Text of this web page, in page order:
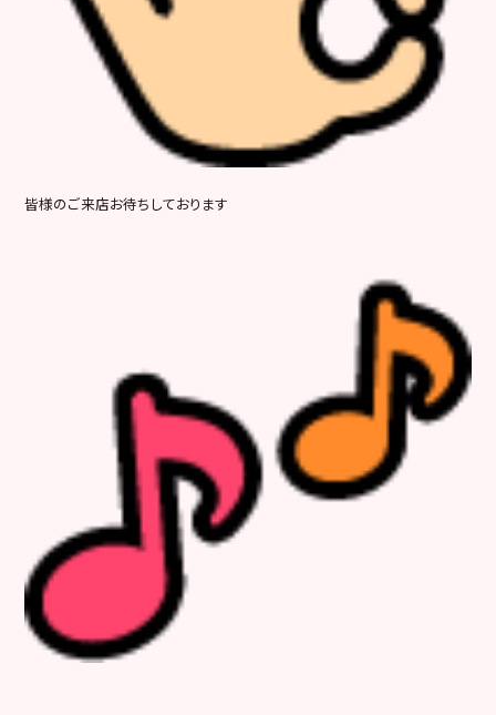
皆様のご来店お待ちしております